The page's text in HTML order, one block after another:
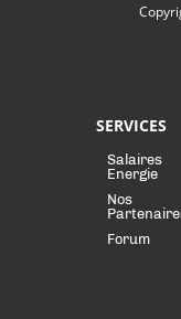
SERVICES
Salaires
Energie
Nos
Forum